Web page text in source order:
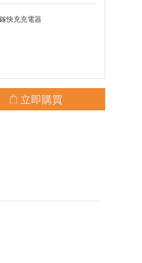
快充充電器
立即購買